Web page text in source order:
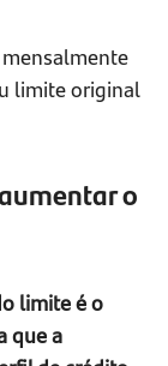
limite original
o
limite é o
que a